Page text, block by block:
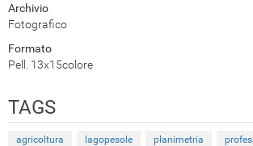
Archivio
Fotografico
Formato
Pell. 13x15colore
TAGS
agricoltura lagopesole planimetria